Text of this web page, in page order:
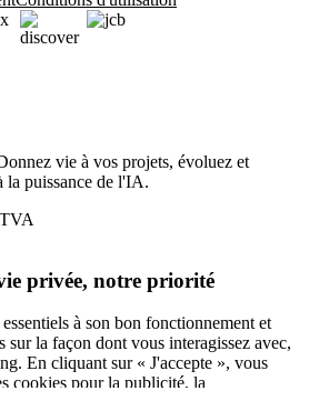
vie à vos projets, évoluez et
la puissance de l'IA.
privée, notre priorité
à son bon fonctionnement et
sur la façon dont vous interagissez avec,
En cliquant sur « J'accepte », vous
cookies pour la publicité, la